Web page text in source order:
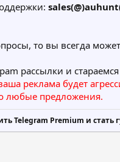
то вы всегда
рассылки и
реклама будет
любые предложения.
Telegram Premium и стать